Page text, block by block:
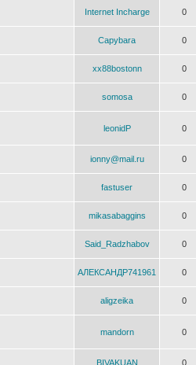
Internet Incharge 0
Capybara 0
xx88bostonn 0
somosa 0
leonidP 0
ionny@mail.ru 0
fastuser 0
mikasabaggins 0
Said_Radzhabov 0
АЛЕКСАНДР741961 0
aligzeika 0
mandorn 0
BIVAKUAN 0